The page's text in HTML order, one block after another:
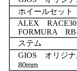
ホイールセット
ALEX
FORMURA
ステム
GIOS オリジ
80mm